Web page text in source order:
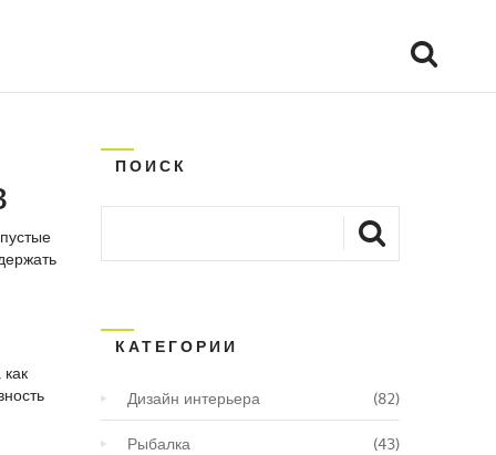
ПОИСК
КАТЕГОРИИ
Дизайн интерьера (82)
Рыбалка (43)